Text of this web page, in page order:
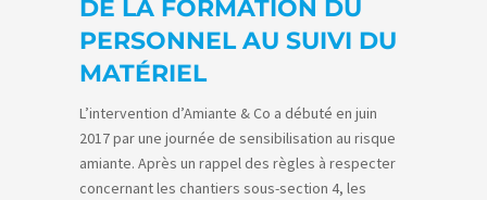
DE LA FORMATION DU
PERSONNEL AU SUIVI DU
MATÉRIEL
L’intervention d’Amiante & Co a débuté en juin
2017 par une journée de sensibilisation au risque
amiante. Après un rappel des règles à respecter
concernant les chantiers sous-section 4, les